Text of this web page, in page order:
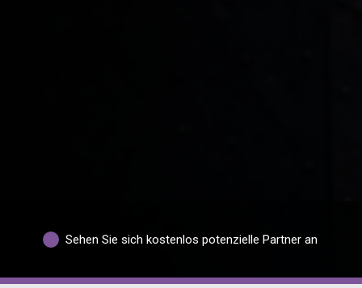
Sehen Sie sich kostenlos potenzielle Partner an